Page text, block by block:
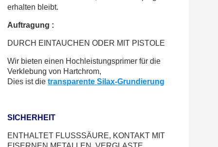
erhalten bleibt.
Auftragung :
DURCH EINTAUCHEN ODER MIT PISTOLE
Wir bieten einen Hochleistungsprimer für die
Verklebung von Hartchrom,
Dies ist die transparente Silax-Grundierung
SICHERHEIT
ENTHALTET FLUSSSÄURE, KONTAKT MIT